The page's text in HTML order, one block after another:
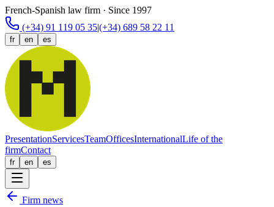
French-Spanish law firm · Since 1997
(+34) 91 119 05 35|(+34) 689 58 22 11
fr en es
PresentationServicesTeamOfficesInternationalLife of the
firmContact
fr en es
Firm news